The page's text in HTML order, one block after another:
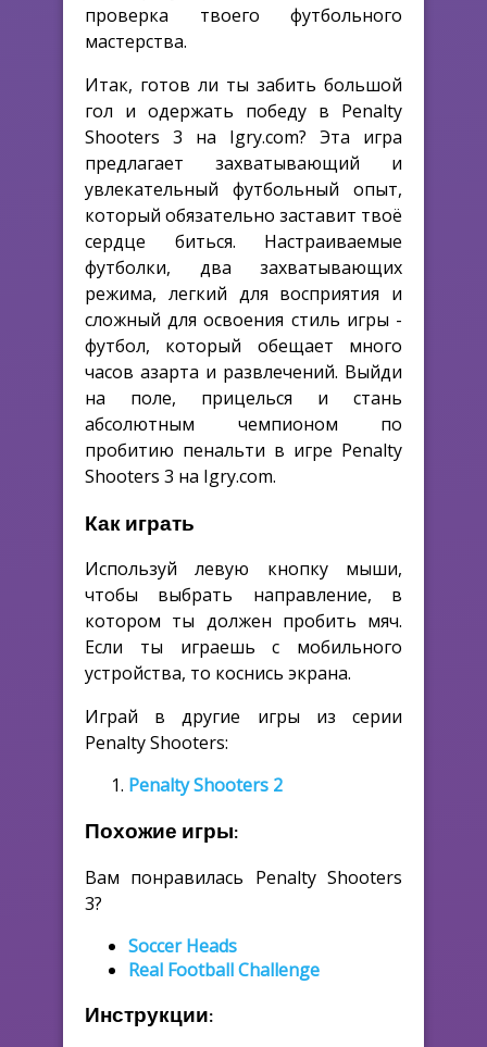
проверка твоего футбольного
мастерства.
Итак, готов ли ты забить большой
гол и одержать победу в Penalty
Shooters 3 на Igry.com? Эта игра
предлагает захватывающий и
увлекательный футбольный опыт,
который обязательно заставит твоё
сердце биться. Настраиваемые
футболки, два захватывающих
режима, легкий для восприятия и
сложный для освоения стиль игры -
футбол, который обещает много
часов азарта и развлечений. Выйди
на поле, прицелься и стань
абсолютным чемпионом по
пробитию пенальти в игре Penalty
Shooters 3 на Igry.com.
Как играть
Используй левую кнопку мыши,
чтобы выбрать направление, в
котором ты должен пробить мяч.
Если ты играешь с мобильного
устройства, то коснись экрана.
Играй в другие игры из серии
Penalty Shooters:
Penalty Shooters 2
Похожие игры:
Вам понравилась Penalty Shooters
3?
Soccer Heads
Real Football Challenge
Инструкции: